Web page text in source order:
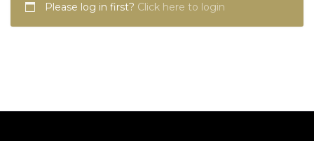
Please log in first? Click here to login